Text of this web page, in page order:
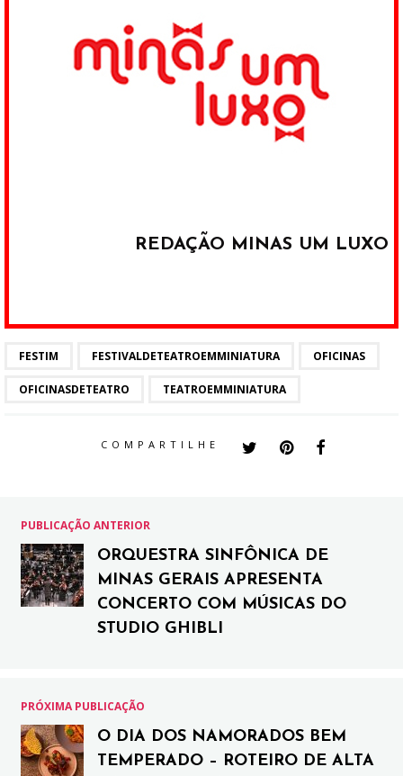
REDAÇÃO MINAS UM LUXO
FESTIM FESTIVALDETEATROEMMINIATURA OFICINAS
OFICINASDETEATRO TEATROEMMINIATURA
COMPARTILHE
PUBLICAÇÃO ANTERIOR
ORQUESTRA SINFÔNICA DE
MINAS GERAIS APRESENTA
CONCERTO COM MÚSICAS DO
STUDIO GHIBLI
PRÓXIMA PUBLICAÇÃO
O DIA DOS NAMORADOS BEM
TEMPERADO – ROTEIRO DE ALTA